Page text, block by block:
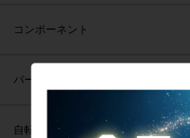
コンポーネント
パーツ
自転車アクセサリー